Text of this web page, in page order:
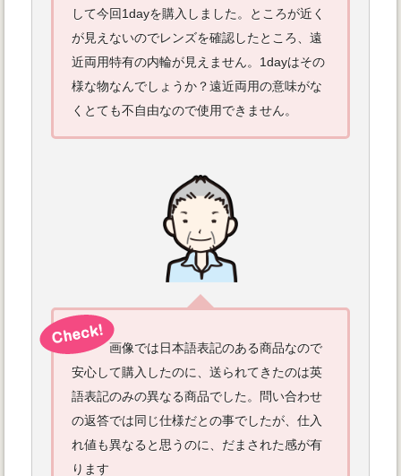
して今回1dayを購入しました。ところが近く
が見えないのでレンズを確認したところ、遠
近両用特有の内輪が見えません。1dayはその
様な物なんでしょうか？遠近両用の意味がな
くとても不自由なので使用できません。
画像では日本語表記のある商品なので
安心して購入したのに、送られてきたのは英
語表記のみの異なる商品でした。問い合わせ
の返答では同じ仕様だとの事でしたが、仕入
れ値も異なると思うのに、だまされた感が有
ります